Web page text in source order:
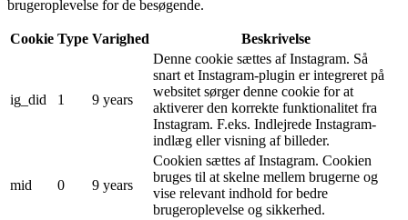
brugeroplevelse for de besøgende.
Cookie Type Varighed Beskrivelse
ig_did 1 9 years
Denne cookie sættes af Instagram. Så
snart et Instagram-plugin er integreret på
websitet sørger denne cookie for at
aktiverer den korrekte funktionalitet fra
Instagram. F.eks. Indlejrede Instagram-
indlæg eller visning af billeder.
mid 0 9 years
Cookien sættes af Instagram. Cookien
bruges til at skelne mellem brugerne og
vise relevant indhold for bedre
brugeroplevelse og sikkerhed.